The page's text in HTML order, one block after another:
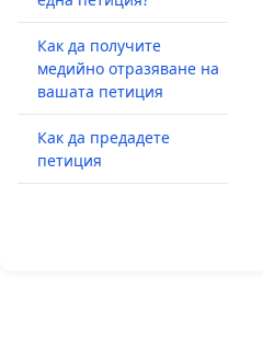
Как да получите
медийно отразяване на
вашата петиция
Как да предадете
петиция